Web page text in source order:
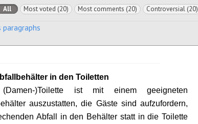
All Most voted (20) Most comments (20) Controversial (20)
paragraphs
in den Toiletten
)Toilette ist mit einem geeigneten
auszustatten, die Gäste sind aufzufordern,
Abfall in den Behälter statt in die Toilette